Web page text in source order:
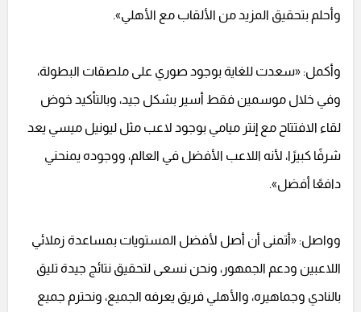
وأحلم بتحقيق المزيد من الألقاب مع الأهلي».
وأكمل: «سعدت للغاية بوجود صوري على ملصقات البطولة،
وفي خلال موسمين فقط أسير بشكل جيد، وبالتأكيد خوض
لقاء الافتتاح مع إنتر ميامي بوجود لاعب مثل ليونيل ميسي يعد
شرفًا كبيرًا، لأنه اللاعب الأفضل في العالم، ووجوده يمنحني
دافعًا أفضل».
وواصل: «أتمنى أن أصل لأفضل المستويات بمساعدة زملائي
اللاعبين ودعم الجمهور، ونحن نسعى لتحقيق نتائج جيدة تليق
بالنادي وجماهيره، والأهلي فريق يعرفه الجميع، ونحترم جميع